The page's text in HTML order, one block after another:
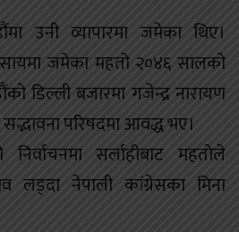
उनी व्यापारमा जमेका थिए।
जमेका महतो २०४६ सालको
डिल्ली बजारमा गजेन्द्र नारायण
परिषदमा आवद्ध भए।
सर्लाहीबाट महतोले
लड्दा नेपाली कांग्रेसका मिना